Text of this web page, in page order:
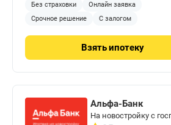
Без страховки
Онлайн заявка
Срочное решение
С залогом
Взятьипотеку
Альфа-Банк
На новостройку с